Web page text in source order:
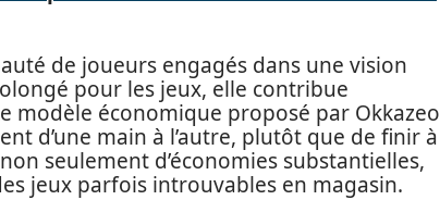
de joueurs engagés dans une vision
pour les jeux, elle contribue
modèle économique proposé par Okkazeo
d’une main à l’autre, plutôt que de finir à
seulement d’économies substantielles,
jeux parfois introuvables en magasin.